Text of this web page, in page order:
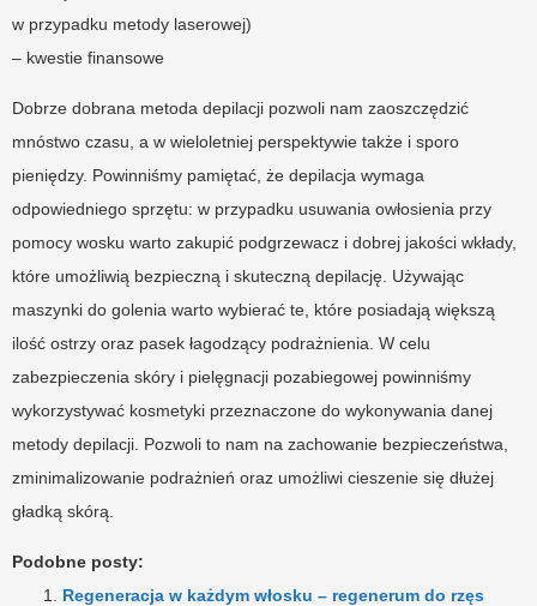
w przypadku metody laserowej)
– kwestie finansowe
Dobrze dobrana metoda depilacji pozwoli nam zaoszczędzić
mnóstwo czasu, a w wieloletniej perspektywie także i sporo
pieniędzy. Powinniśmy pamiętać, że depilacja wymaga
odpowiedniego sprzętu: w przypadku usuwania owłosienia przy
pomocy wosku warto zakupić podgrzewacz i dobrej jakości wkłady,
które umożliwią bezpieczną i skuteczną depilację. Używając
maszynki do golenia warto wybierać te, które posiadają większą
ilość ostrzy oraz pasek łagodzący podrażnienia. W celu
zabezpieczenia skóry i pielęgnacji pozabiegowej powinniśmy
wykorzystywać kosmetyki przeznaczone do wykonywania danej
metody depilacji. Pozwoli to nam na zachowanie bezpieczeństwa,
zminimalizowanie podrażnień oraz umożliwi cieszenie się dłużej
gładką skórą.
Podobne posty:
Regeneracja w każdym włosku – regenerum do rzęs